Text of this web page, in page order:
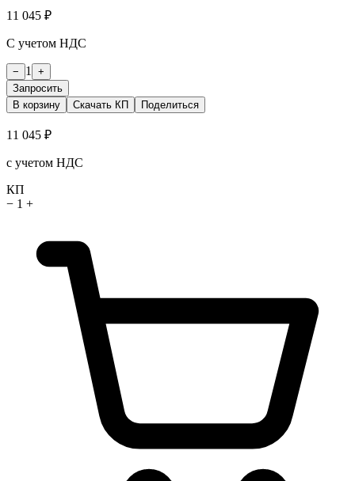
11 045 ₽
С учетом НДС
− 1
+
Запросить
В корзину
Скачать КП Поделиться
11 045 ₽
с учетом НДС
КП
− 1 +